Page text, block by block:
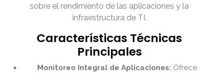
sobre el rendimiento de las aplicaciones y la
infraestructura de TI.
Características Técnicas
Principales
Monitoreo Integral de Aplicaciones: Ofrece